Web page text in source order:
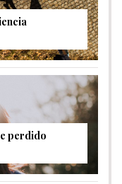
perdido